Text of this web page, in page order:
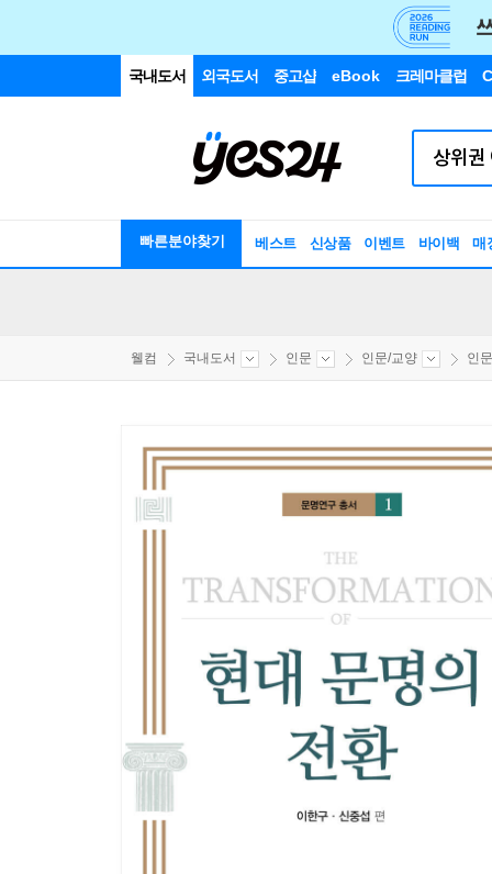
국내도서 외국도서 중고샵 eBook 크레마클럽
빠른분야찾기 베스트 신상품 이벤트 바이백 매
웰컴 국내도서 인문 인문/교양 인